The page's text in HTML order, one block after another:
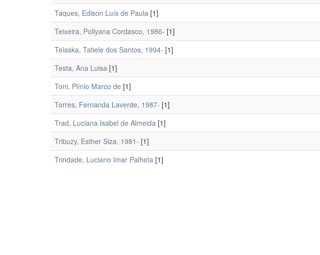
Taques, Edison Luís de Paula [1]
Teixeira, Pollyana Cordasco, 1986- [1]
Telaska, Tatiele dos Santos, 1994- [1]
Testa, Ana Luisa [1]
Toni, Plínio Marco de [1]
Torres, Fernanda Laverde, 1987- [1]
Trad, Luciana Isabel de Almeida [1]
Tribuzy, Esther Siza, 1981- [1]
Trindade, Luciano Imar Palheta [1]